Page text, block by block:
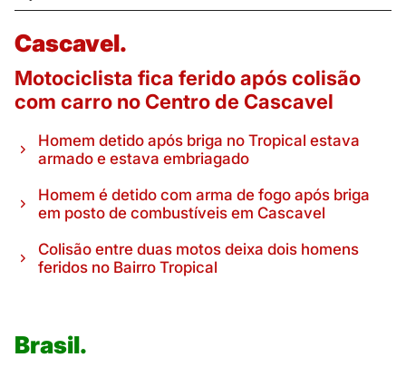
Cascavel.
Motociclista fica ferido após colisão
com carro no Centro de Cascavel
Homem detido após briga no Tropical estava
armado e estava embriagado
Homem é detido com arma de fogo após briga
em posto de combustíveis em Cascavel
Colisão entre duas motos deixa dois homens
feridos no Bairro Tropical
Brasil.